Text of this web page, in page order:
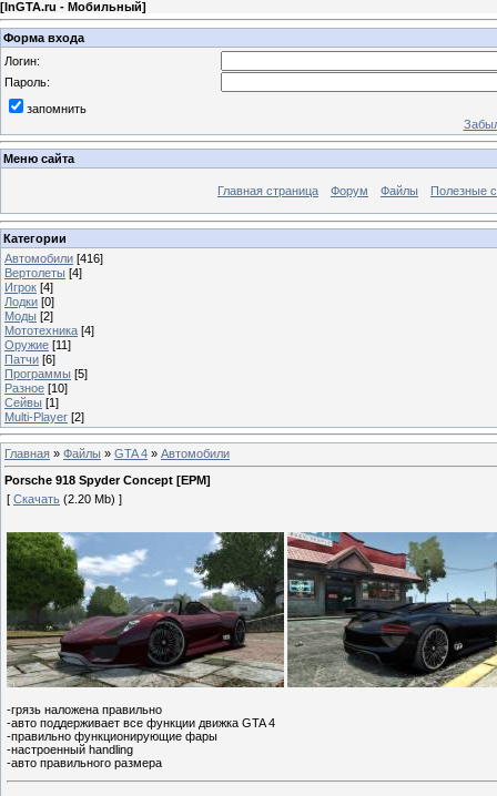
[InGTA.ru - Мобильный]
Форма входа
Логин:
Пароль:
запомнить
Меню сайта
Главная страница Форум Файлы Полезные
Категории
Автомобили [416]
Вертолеты [4]
Игрок [4]
Лодки [0]
Моды [2]
Мототехника [4]
Оружие [11]
Патчи [6]
Программы [5]
Разное [10]
Сейвы [1]
Multi-Player [2]
Главная » Файлы » GTA 4 » Автомобили
Porsche 918 Spyder Concept [EPM]
[ Скачать (2.20 Mb) ]
-грязь наложена правильно
-авто поддерживает все функции движка GTA 4
-правильно функционирующие фары
-настроенный handling
-авто правильного размера